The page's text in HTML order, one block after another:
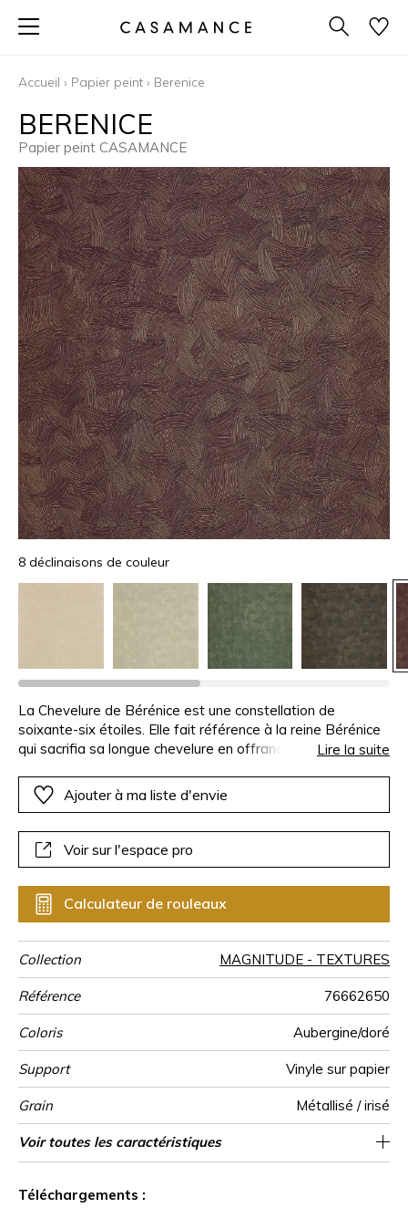
Accueil › Papier peint › Berenice
BERENICE
Papier peint CASAMANCE
8 déclinaisons de couleur
La Chevelure de Bérénice est une constellation de
soixante-six étoiles. Elle fait référence à la reine Bérénice
qui sacrifia sa longue chevelure en offrande à Aphrodite et
subtilement soulignées par une encre dorée révélant la
préciosité du motif.
Lire la suite
Ajouter à ma liste d'envie
Voir sur l'espace pro
Calculateur de rouleaux
Collection MAGNITUDE - TEXTURES
Référence 76662650
Coloris Aubergine/doré
Support Vinyle sur papier
Grain Métallisé / irisé
Largeur d’un
rouleau
100 cm / 39 inches
Longueur Vendu au rouleau de 10.05m / 11 yards
Raccord Raccord droit
Rapport
Vertical
90cm / 35 pouces
Poids g/m² 450
Description
produit
Texture grande largeur métallique
Entretien Lessivable
Pose colle Colle sur le papier
Dépose Arrachage mouillé
Norme COV A+
ASTME84 Class A
Norme
euroclass
B s2 d0
Pays d'origine Italie
Voir toutes les caractéristiques
Téléchargements :